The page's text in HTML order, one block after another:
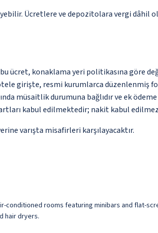
Ücretlere ve depozitolara vergi dâhil
ücret, konaklama yeri politikasına göre
girişte, resmi kurumlarca düzenlenmiş
müsaitlik durumuna bağlıdır ve ek
kabul edilmektedir; nakit kabul edilmez
varışta misafirleri karşılayacaktır.
conditioned rooms featuring minibars and flat-
hair dryers.